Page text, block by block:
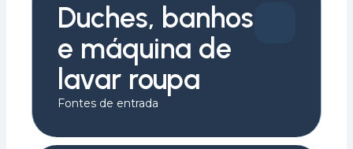
Duches, banhos
e máquina de
lavar roupa
Fontes de entrada